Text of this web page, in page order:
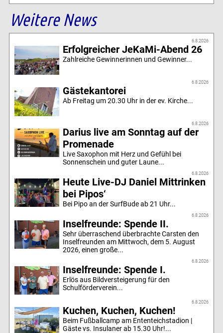
Weitere News
6.8.2026
Erfolgreicher JeKaMi-Abend 26
Zahlreiche Gewinnerinnen und Gewinner...
6.8.2026
Gästekantorei
Ab Freitag um 20.30 Uhr in der ev. Kirche...
6.8.2026
Darius live am Sonntag auf der
Promenade
Live Saxophon mit Herz und Gefühl bei
Sonnenschein und guter Laune...
6.8.2026
Heute Live-DJ Daniel Mittrinken
bei Pipos‘
Bei Pipo an der SurfBude ab 21 Uhr...
6.8.2026
Inselfreunde: Spende II.
Sehr überraschend überbrachte Carsten den
Inselfreunden am Mittwoch, dem 5. August
2026, einen große...
6.8.2026
Inselfreunde: Spende I.
Erlös aus Bildversteigerung für den
Schulförderverein...
6.8.2026
Kuchen, Kuchen, Kuchen!
Beim Fußballcamp am Ententeichstadion |
Gäste vs. Insulaner ab 15.30 Uhr!...